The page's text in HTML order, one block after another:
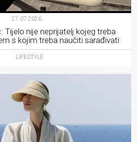
27.07.2026.
Tijelo nije neprijatelj kojeg treba
s kojim treba naučiti sarađivati
LIFESTYLE